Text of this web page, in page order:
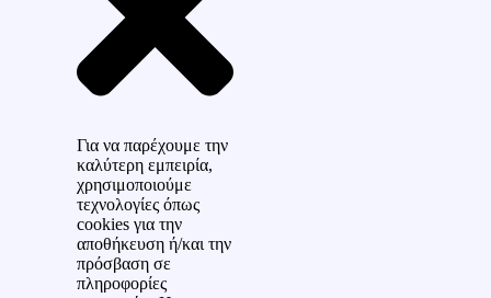
Για να παρέχουμε την
καλύτερη εμπειρία,
χρησιμοποιούμε
τεχνολογίες όπως
cookies για την
αποθήκευση ή/και την
πρόσβαση σε
πληροφορίες